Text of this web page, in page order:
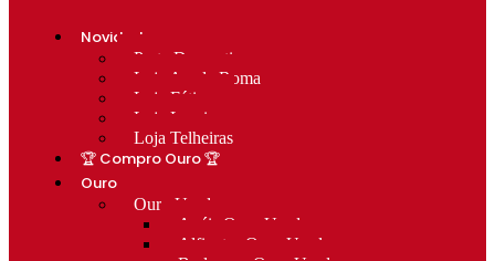
Novidades
Prata Decorativa
Loja Av. de Roma
Loja Fátima
Loja Lumiar
Loja Telheiras
🏆 Compro Ouro 🏆
Ouro
Ouro Usado
Anéis Ouro Usado
Alfinetes Ouro Usado